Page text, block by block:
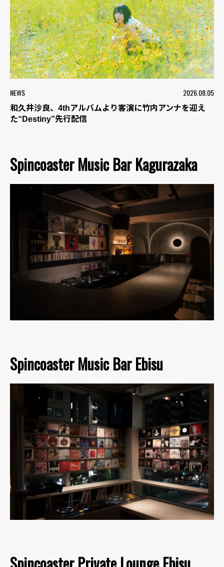
NEWS 2026.08.05
和久井沙良、4thアルバムより客演に竹内アンナを迎え
た“Destiny”先行配信
Spincoaster Music Bar Kagurazaka
Spincoaster Music Bar Ebisu